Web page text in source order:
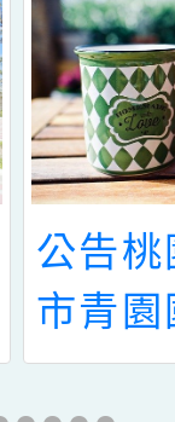
公告
市青
112年